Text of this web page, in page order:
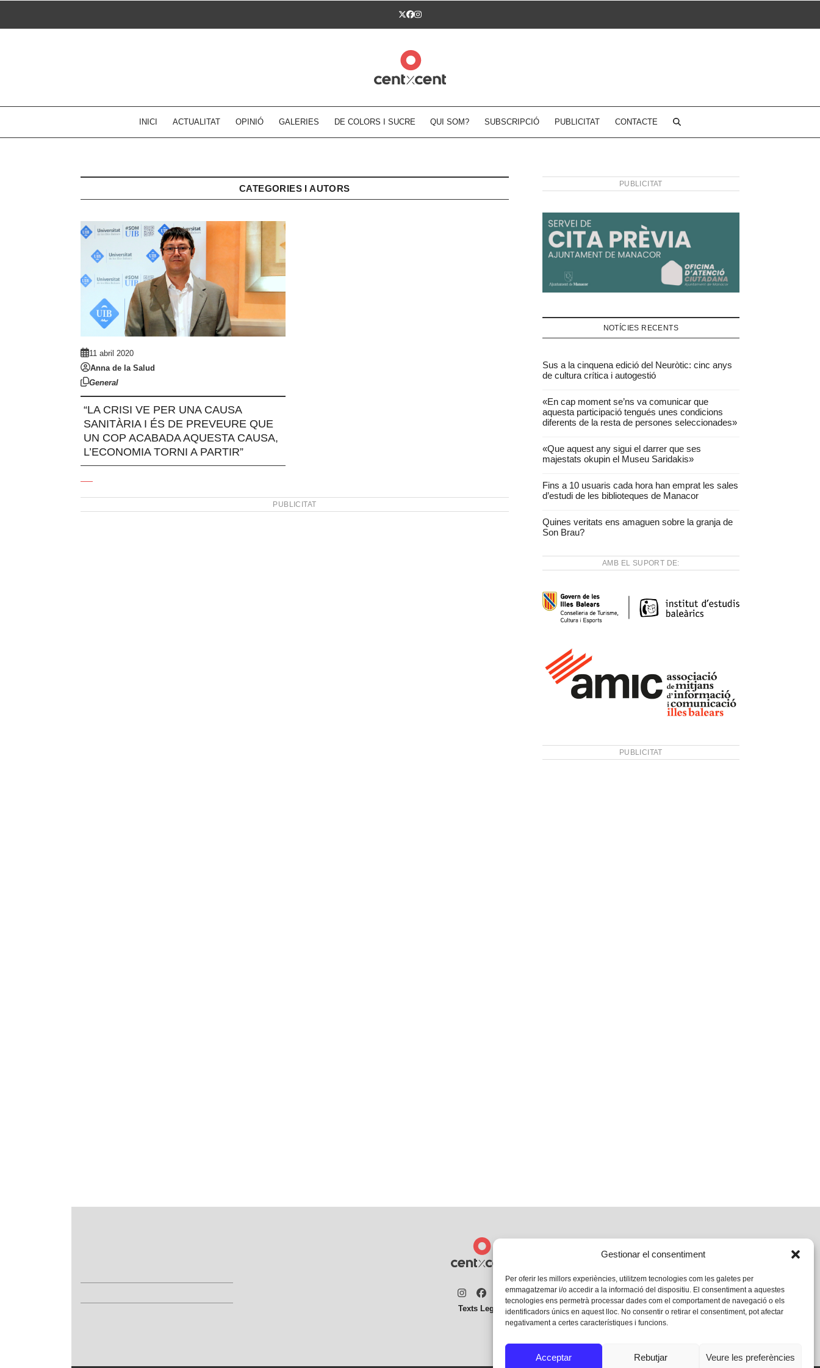
Gestionar el consentiment
Per oferir les millors experiències, utilitzem tecnologies com les galetes per
emmagatzemar i/o accedir a la informació del dispositiu. El consentiment a aquestes
tecnologies ens permetrà processar dades com el comportament de navegació o els
identificadors únics en aquest lloc. No consentir o retirar el consentiment, pot afectar
negativament a certes característiques i funcions.
Acceptar Rebutjar Veure les preferències
Twitter
Facebook
Instagram
INICI ACTUALITAT OPINIÓ GALERIES DE COLORS I SUCRE QUI SOM? SUBSCRIPCIÓ PUBLICITAT CONTACTE
CATEGORIES I AUTORS
11 abril 2020
Anna de la Salud
General
“LA CRISI VE PER UNA CAUSA
SANITÀRIA I ÉS DE PREVEURE QUE
UN COP ACABADA AQUESTA CAUSA,
L’ECONOMIA TORNI A PARTIR”
PUBLICITAT
PUBLICITAT
NOTÍCIES RECENTS
Sus a la cinquena edició del Neuròtic: cinc anys
de cultura crítica i autogestió
«En cap moment se’ns va comunicar que
aquesta participació tengués unes condicions
diferents de la resta de persones seleccionades»
«Que aquest any sigui el darrer que ses
majestats okupin el Museu Saridakis»
Fins a 10 usuaris cada hora han emprat les sales
d’estudi de les biblioteques de Manacor
Quines veritats ens amaguen sobre la granja de
Son Brau?
AMB EL SUPORT DE:
PUBLICITAT
Instagram
Facebook
Twitter
Texts Legals